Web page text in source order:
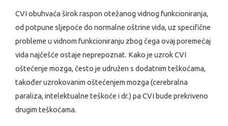
CVI obuhvaća širok raspon otežanog vidnog funkcioniranja,
od potpune sljepoće do normalne oštrine vida, uz specifične
probleme u vidnom funkcioniranju zbog čega ovaj poremećaj
vida najčešće ostaje neprepoznat. Kako je uzrok CVI
oštećenje mozga, često je udružen s dodatnim teškoćama,
također uzrokovanim oštećenjem mozga (cerebralna
paraliza, intelektualne teškoće i dr.) pa CVI bude prekriveno
drugim teškoćama.